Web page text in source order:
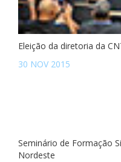
Eleição da diretoria da
30 NOV 2015
Seminário de Formação
Nordeste